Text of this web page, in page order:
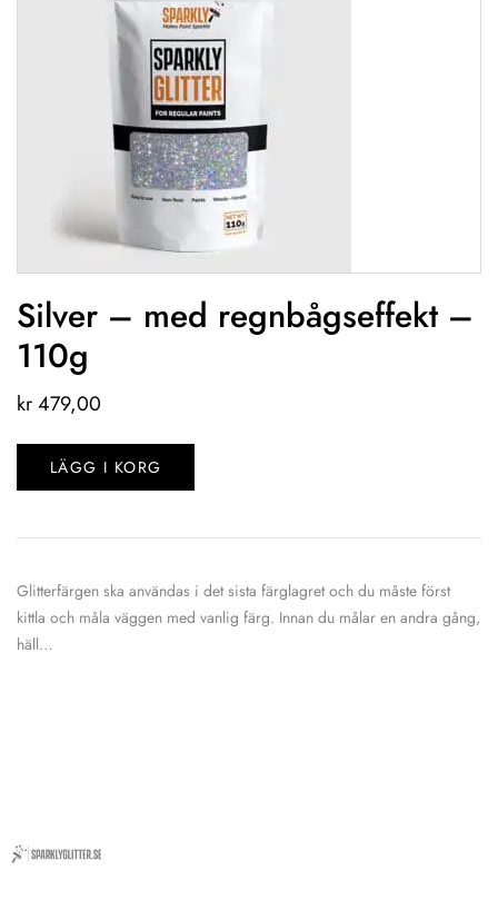
Silver – med regnbågseffekt –
110g
kr479,00
LÄGG I KORG
Glitterfärgen ska användas i det sista färglagret och du måste först
kittla och måla väggen med vanlig färg. Innan du målar en andra gång,
häll…